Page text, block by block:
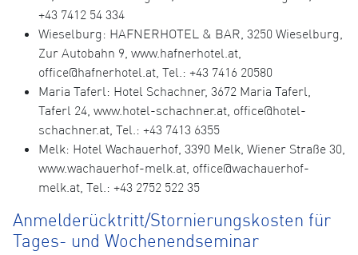
+43 7412 54 334
Wieselburg: HAFNERHOTEL & BAR, 3250 Wieselburg,
Zur Autobahn 9, www.hafnerhotel.at,
office@hafnerhotel.at, Tel.: +43 7416 20580
Maria Taferl: Hotel Schachner, 3672 Maria Taferl,
Taferl 24, www.hotel-schachner.at, office@hotel-
schachner.at, Tel.: +43 7413 6355
Melk: Hotel Wachauerhof, 3390 Melk, Wiener Straße 30,
www.wachauerhof-melk.at, office@wachauerhof-
melk.at, Tel.: +43 2752 522 35
Anmelderücktritt/Stornierungskosten für
Tages- und Wochenendseminar